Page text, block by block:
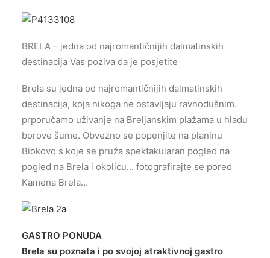
BRELA – jedna od najromantičnijih dalmatinskih
destinacija Vas poziva da je posjetite
Brela su jedna od najromantičnijih dalmatinskih
destinacija, koja nikoga ne ostavljaju ravnodušnim.
prporučamo uživanje na Breljanskim plažama u hladu
borove šume. Obvezno se popenjite na planinu
Biokovo s koje se pruža spektakularan pogled na
pogled na Brela i okolicu… fotografirajte se pored
Kamena Brela…
GASTRO PONUDA
Brela su poznata i po svojoj atraktivnoj gastro